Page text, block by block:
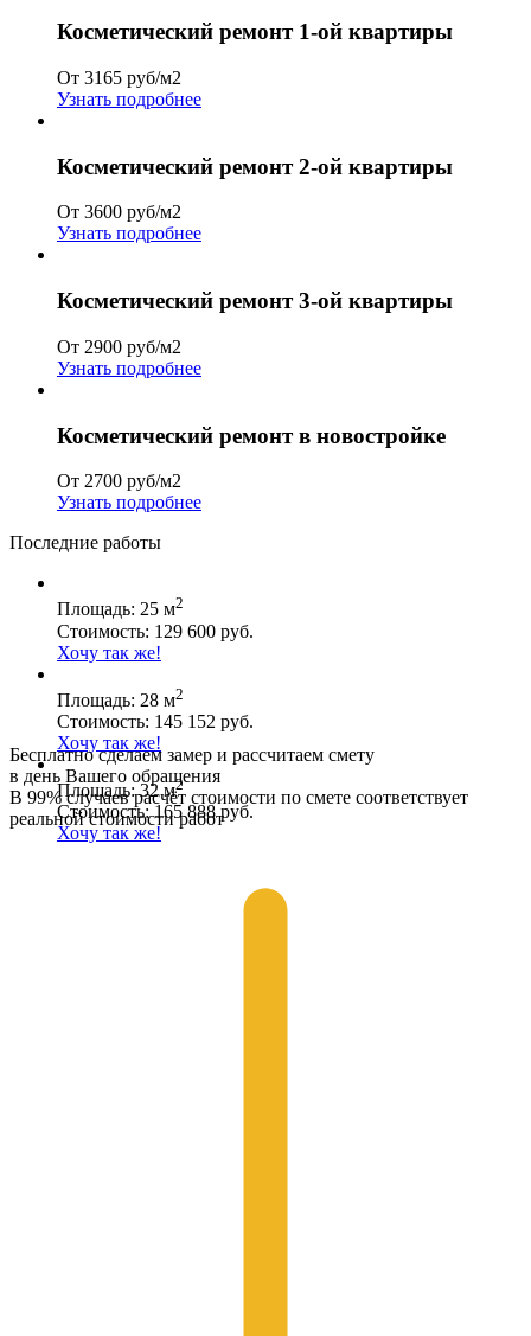
Косметический ремонт 1-ой квартиры
От 3165 руб/м2
Узнать подробнее
Косметический ремонт 2-ой квартиры
От 3600 руб/м2
Узнать подробнее
Косметический ремонт 3-ой квартиры
От 2900 руб/м2
Узнать подробнее
Косметический ремонт в новостройке
От 2700 руб/м2
Узнать подробнее
Последние работы
Площадь: 25 м2
Стоимость: 129 600 руб.
Хочу так же!
Площадь: 28 м2
Стоимость: 145 152 руб.
Хочу так же!
Площадь: 32 м2
Стоимость: 165 888 руб.
Хочу так же!
Бесплатно сделаем замер и рассчитаем смету
в день Вашего обращения
В 99% случаев расчёт стоимости по смете соответствует
реальной стоимости работ